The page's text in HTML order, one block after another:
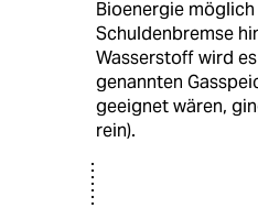
Bioenergie
Schuldenbremse
Wasserstoff wird
genannten
geeignet wären,
rein).